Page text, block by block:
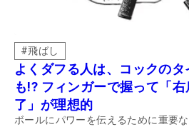
#飛ばし
よくダフる人は、コックの
も!? フィンガーで握って「
了」が理想的
ボールにパワーを伝えるために重要